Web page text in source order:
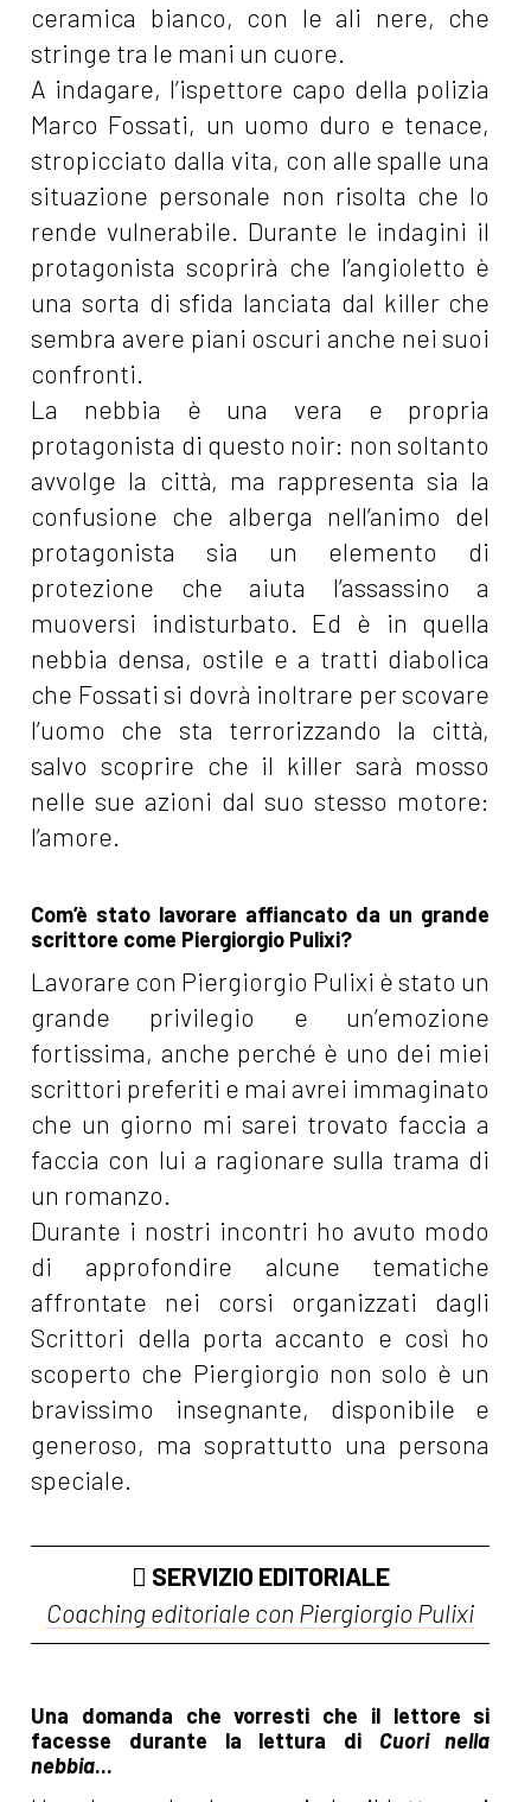
ceramica bianco, con le ali nere, che
stringe tra le mani un cuore.
A indagare, l’ispettore capo della polizia
Marco Fossati, un uomo duro e tenace,
stropicciato dalla vita, con alle spalle una
situazione personale non risolta che lo
rende vulnerabile. Durante le indagini il
protagonista scoprirà che l’angioletto è
una sorta di sfida lanciata dal killer che
sembra avere piani oscuri anche nei suoi
confronti.
La nebbia è una vera e propria
protagonista di questo noir: non soltanto
avvolge la città, ma rappresenta sia la
confusione che alberga nell’animo del
protagonista sia un elemento di
protezione che aiuta l’assassino a
muoversi indisturbato. Ed è in quella
nebbia densa, ostile e a tratti diabolica
che Fossati si dovrà inoltrare per scovare
l’uomo che sta terrorizzando la città,
salvo scoprire che il killer sarà mosso
nelle sue azioni dal suo stesso motore:
l’amore.
Com’è stato lavorare affiancato da un grande
scrittore come Piergiorgio Pulixi?
Lavorare con Piergiorgio Pulixi è stato un
grande privilegio e un’emozione
fortissima, anche perché è uno dei miei
scrittori preferiti e mai avrei immaginato
che un giorno mi sarei trovato faccia a
faccia con lui a ragionare sulla trama di
un romanzo.
Durante i nostri incontri ho avuto modo
di approfondire alcune tematiche
affrontate nei corsi organizzati dagli
Scrittori della porta accanto e così ho
scoperto che Piergiorgio non solo è un
bravissimo insegnante, disponibile e
generoso, ma soprattutto una persona
speciale.
SERVIZIO EDITORIALE
Coaching editoriale con Piergiorgio Pulixi
Una domanda che vorresti che il lettore si
facesse durante la lettura di Cuori nella
nebbia...